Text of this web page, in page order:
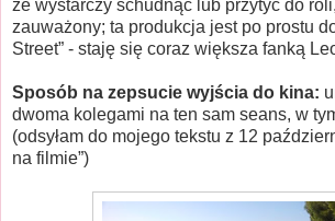
że wystarczy schudnąć lub przytyć do
zauważony; ta produkcja jest po prostu
Street” - staję się coraz większa fanką
Sposób na zepsucie wyjścia do kina:
dwoma kolegami na ten sam seans, w
(odsyłam do mojego tekstu z 12
na filmie”)